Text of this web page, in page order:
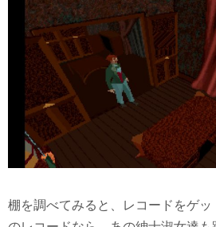
棚を調べてみると、レコードをゲッ